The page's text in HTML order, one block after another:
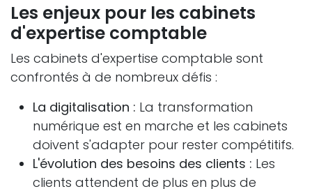
Les enjeux pour les cabinets
d'expertise comptable
Les cabinets d'expertise comptable sont
confrontés à de nombreux défis :
La digitalisation : La transformation
numérique est en marche et les cabinets
doivent s'adapter pour rester compétitifs.
L'évolution des besoins des clients : Les
clients attendent de plus en plus de